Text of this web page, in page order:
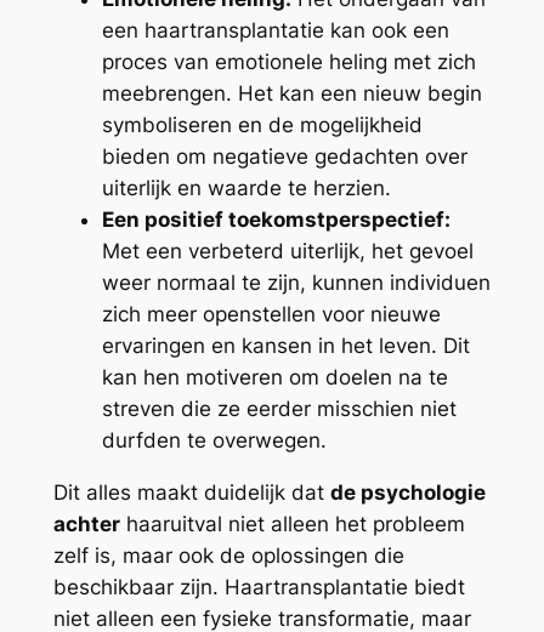
een haartransplantatie kan ook een
proces van emotionele heling met zich
meebrengen. Het kan een nieuw begin
symboliseren en de mogelijkheid
bieden om negatieve gedachten over
uiterlijk en waarde te herzien.
Een positief toekomstperspectief:
Met een verbeterd uiterlijk, het gevoel
weer normaal te zijn, kunnen individuen
zich meer openstellen voor nieuwe
ervaringen en kansen in het leven. Dit
kan hen motiveren om doelen na te
streven die ze eerder misschien niet
durfden te overwegen.
Dit alles maakt duidelijk dat de psychologie
achterhaaruitval niet alleen het probleem
zelf is, maar ook de oplossingen die
beschikbaar zijn. Haartransplantatie biedt
niet alleen een fysieke transformatie, maar